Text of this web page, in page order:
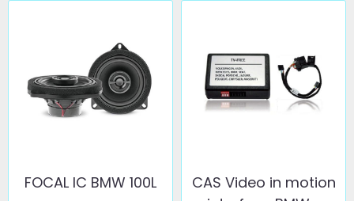
FOCAL IC BMW 100L
CAS Video in motion